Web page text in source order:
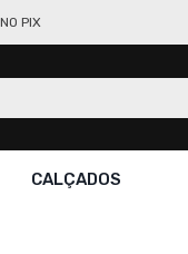
NO PIX
CALÇADOS